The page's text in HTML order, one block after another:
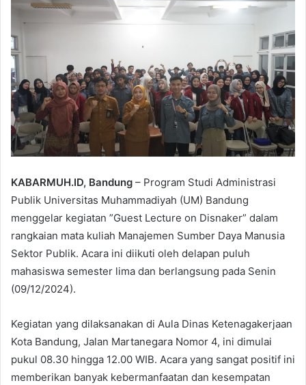
KABARMUH.ID, Bandung – Program Studi Administrasi
Publik Universitas Muhammadiyah (UM) Bandung
menggelar kegiatan ”Guest Lecture on Disnaker” dalam
rangkaian mata kuliah Manajemen Sumber Daya Manusia
Sektor Publik. Acara ini diikuti oleh delapan puluh
mahasiswa semester lima dan berlangsung pada Senin
(09/12/2024).
Kegiatan yang dilaksanakan di Aula Dinas Ketenagakerjaan
Kota Bandung, Jalan Martanegara Nomor 4, ini dimulai
pukul 08.30 hingga 12.00 WIB. Acara yang sangat positif ini
memberikan banyak kebermanfaatan dan kesempatan